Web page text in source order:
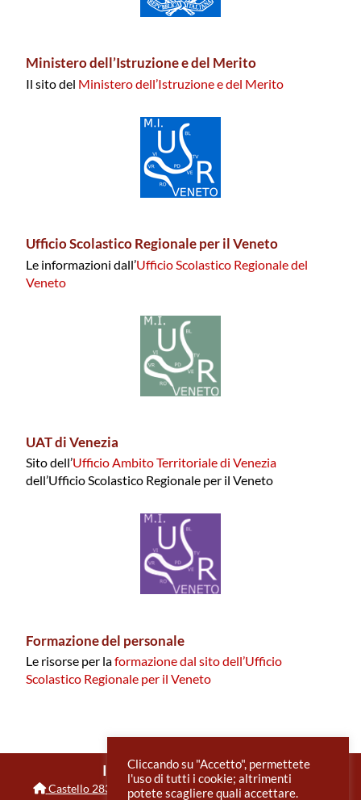
Ministero dell’Istruzione e del Merito
Il sito del Ministero dell’Istruzione e del Merito
Ufficio Scolastico Regionale per il Veneto
Le informazioni dall’Ufficio Scolastico Regionale del
Veneto
UAT di Venezia
Sito dell’Ufficio Ambito Territoriale di Venezia
dell’Ufficio Scolastico Regionale per il Veneto
Formazione del personale
Le risorse per laformazione dal sito dell’Ufficio
Scolastico Regionale per il Veneto
IIS Benedetti Tommaseo
Castello 2835 30122 Venezia VE
0415225369
Cliccando su "Accetto", permettete
l'uso di tutti i cookie; altrimenti
potete scagliere quali accettare.